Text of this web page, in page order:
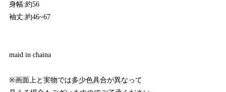
身幅:約56
袖丈:約46~67
maid in chaina
※画面上と実物では多少色具合が異なって